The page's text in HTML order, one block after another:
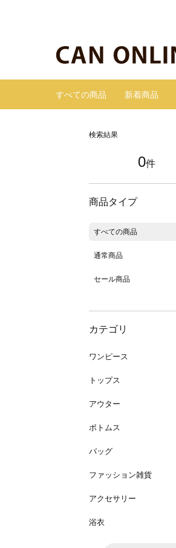
すべての商品 新着商品
検索結果
0件
商品タイプ
すべての商品
通常商品
セール商品
カテゴリ
ワンピース
トップス
アウター
ボトムス
バッグ
ファッション雑貨
アクセサリー
浴衣